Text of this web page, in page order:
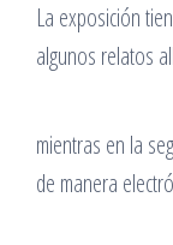
La exposición
algunos relatos
mientras en la
de manera